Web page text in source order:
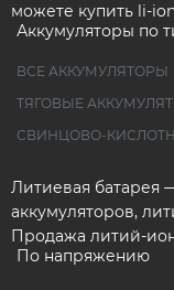
можете купить li-
Аккумуляторы по
ВСЕ АККУМУЛЯТОРЫ
ТЯГОВЫЕ
СВИНЦОВО-
Литиевая батарея
аккумуляторов,
Продажа литий-
По напряжению